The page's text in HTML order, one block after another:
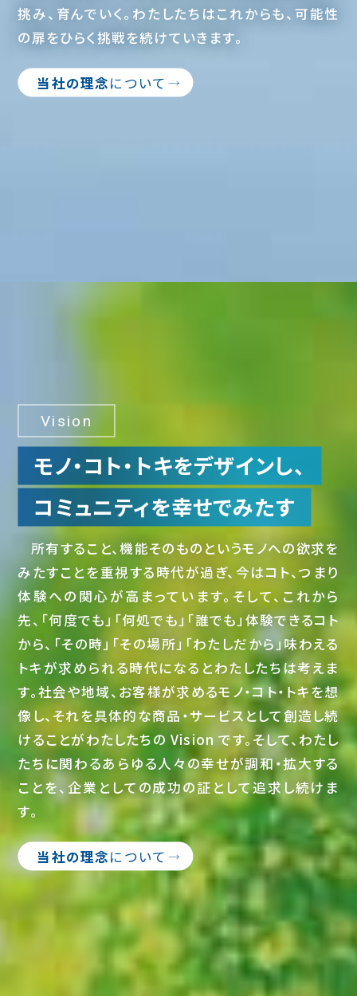
当社の理念について
挑み、育んでいく。わたしたちはこれからも、可能性
の扉をひらく挑戦を続けていきます。
Vision
モノ・コト・トキをデザインし、
コミュニティを幸せでみたす
当社の理念について
所有すること、機能そのものというモノへの欲求を
みたすことを重視する時代が過ぎ、今はコト、つまり
体験への関心が高まっています。そして、これから
先、「何度でも」「何処でも」「誰でも」体験できるコト
から、「その時」「その場所」「わたしだから」味わえる
トキが求められる時代になるとわたしたちは考えま
す。社会や地域、お客様が求めるモノ・コト・トキを想
像し、それを具体的な商品・サービスとして創造し続
けることがわたしたちの Vision です。そして、わたし
たちに関わるあらゆる人々の幸せが調和・拡大する
ことを、企業としての成功の証として追求し続けま
す。